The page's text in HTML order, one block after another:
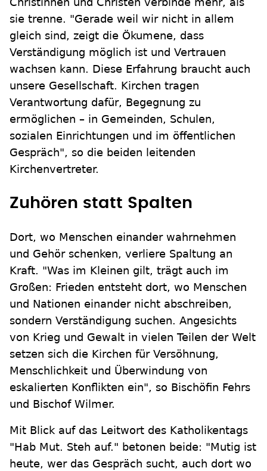
sie trenne. "Gerade weil wir nicht in allem
gleich sind, zeigt die Ökumene, dass
Verständigung möglich ist und Vertrauen
wachsen kann. Diese Erfahrung braucht auch
unsere Gesellschaft. Kirchen tragen
Verantwortung dafür, Begegnung zu
ermöglichen – in Gemeinden, Schulen,
sozialen Einrichtungen und im öffentlichen
Gespräch", so die beiden leitenden
Kirchenvertreter.
Zuhören statt Spalten
Dort, wo Menschen einander wahrnehmen
und Gehör schenken, verliere Spaltung an
Kraft. "Was im Kleinen gilt, trägt auch im
Großen: Frieden entsteht dort, wo Menschen
und Nationen einander nicht abschreiben,
sondern Verständigung suchen. Angesichts
von Krieg und Gewalt in vielen Teilen der Welt
setzen sich die Kirchen für Versöhnung,
Menschlichkeit und Überwindung von
eskalierten Konflikten ein", so Bischöfin Fehrs
und Bischof Wilmer.
Mit Blick auf das Leitwort des Katholikentags
"Hab Mut. Steh auf." betonen beide: "Mutig ist
heute, wer das Gespräch sucht, auch dort wo